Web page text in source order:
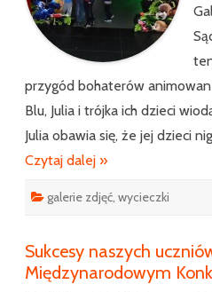
przygód bohaterów
Blu, Julia i trójka ich dzieci
Julia obawia się, że jej dzieci
Czytaj dalej »
galerie zdjęć wycieczki
Sukcesy naszych
Międzynarodowym